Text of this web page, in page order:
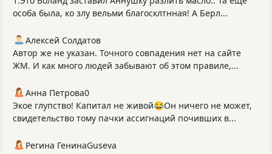
особа была, ко злу вельми благосклтнная! А Берл...
Алексей Солдатов
Автор же не указан. Точного совпадения нет на сайте
ЖМ. И как много людей забывают об этом правиле,...
Анна Петрова0
Экое глупство! Капитал не живой😂Он ничего не может,
свидетельство тому пачки ассигнаций почивших в...
Регина ГенинаGuseva